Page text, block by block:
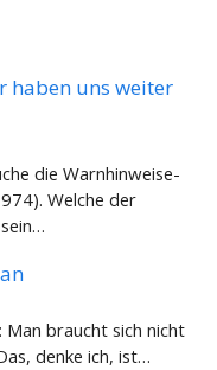
haben uns weiter
die Warnhinweise-
Welche der
braucht sich nicht
denke ich, ist…